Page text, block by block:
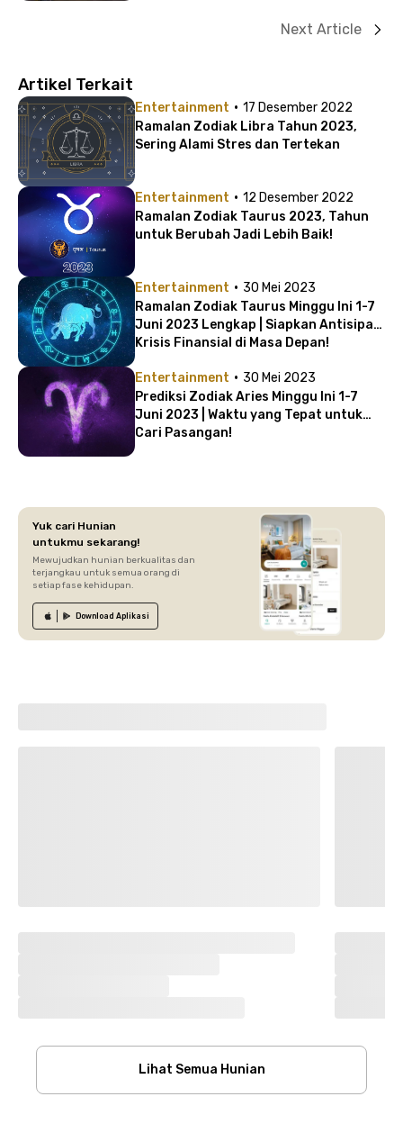
Next Article
Artikel Terkait
Entertainment · 17 Desember 2022
Ramalan Zodiak Libra Tahun 2023,
Sering Alami Stres dan Tertekan
Entertainment · 12 Desember 2022
Ramalan Zodiak Taurus 2023, Tahun
untuk Berubah Jadi Lebih Baik!
Entertainment · 30 Mei 2023
Ramalan Zodiak Taurus Minggu Ini 1-7
Juni 2023 Lengkap | Siapkan Antisipasi
Krisis Finansial di Masa Depan!
Entertainment · 30 Mei 2023
Prediksi Zodiak Aries Minggu Ini 1-7
Juni 2023 | Waktu yang Tepat untuk
Cari Pasangan!
Yuk cari Hunian
untukmu sekarang!
Mewujudkan hunian berkualitas dan
terjangkau untuk semua orang di
setiap fase kehidupan.
Download Aplikasi
Lihat Semua Hunian